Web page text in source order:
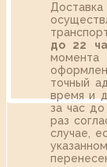
до 22
точный
время и
за час
раз
случае,